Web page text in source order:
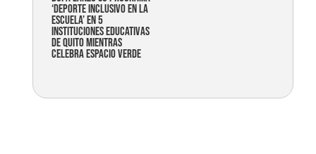
‘Deporte Inclusivo en la
Escuela’ en 5
instituciones educativas
de Quito mientras
celebra espacio verde